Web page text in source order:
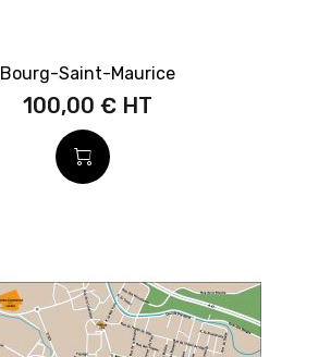
Bourg-Saint-Maurice
100,00 €